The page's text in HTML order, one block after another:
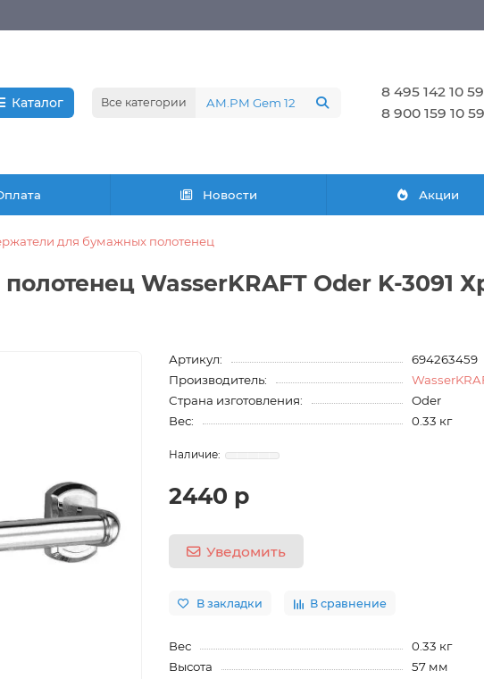
Каталог Все категории
8 495 142 10 59
8 900 159 10 59
Новости Акции
для бумажных полотенец
WasserKRAFT Oder K-3091
Артикул:
694263459
Производитель:
Страна изготовления:
Oder
Вес:
0.33 кг
2440 р
Уведомить
В закладки В сравнение
Вес
0.33 кг
Высота
57 мм